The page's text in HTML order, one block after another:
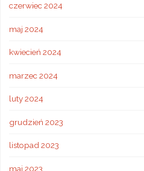
czerwiec 2024
maj 2024
kwiecień 2024
marzec 2024
luty 2024
grudzień 2023
listopad 2023
maj 2023